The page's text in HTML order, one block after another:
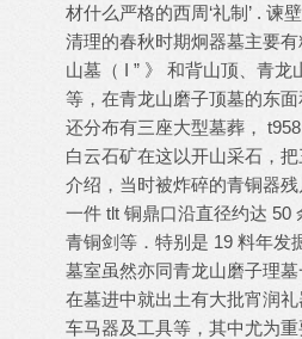
材什么严格的西周‘礼制’ . 谏
清理的春秋时期炯器墓主要
山墓（ I ” 》 和背山顶、青
等，在青龙山磨子顶墓的东
还分布有三座大型墓葬，
白云石矿在这以开山采石，
介绍，当时被炸碎的青铜器
一件 tlt 铜鼎口沿直径约达 50
青铜剑等．特别是 19 料年发
墓室虽然亦同青龙山磨子理
在墓进中就出土有大批宵润礼
车马器及工具等，其中尤为